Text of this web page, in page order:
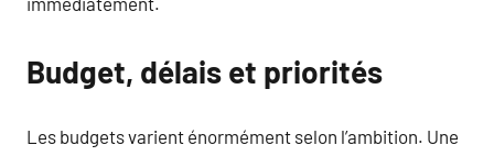
Budget, délais et priorités
Les budgets varient énormément selon l’ambition. Une